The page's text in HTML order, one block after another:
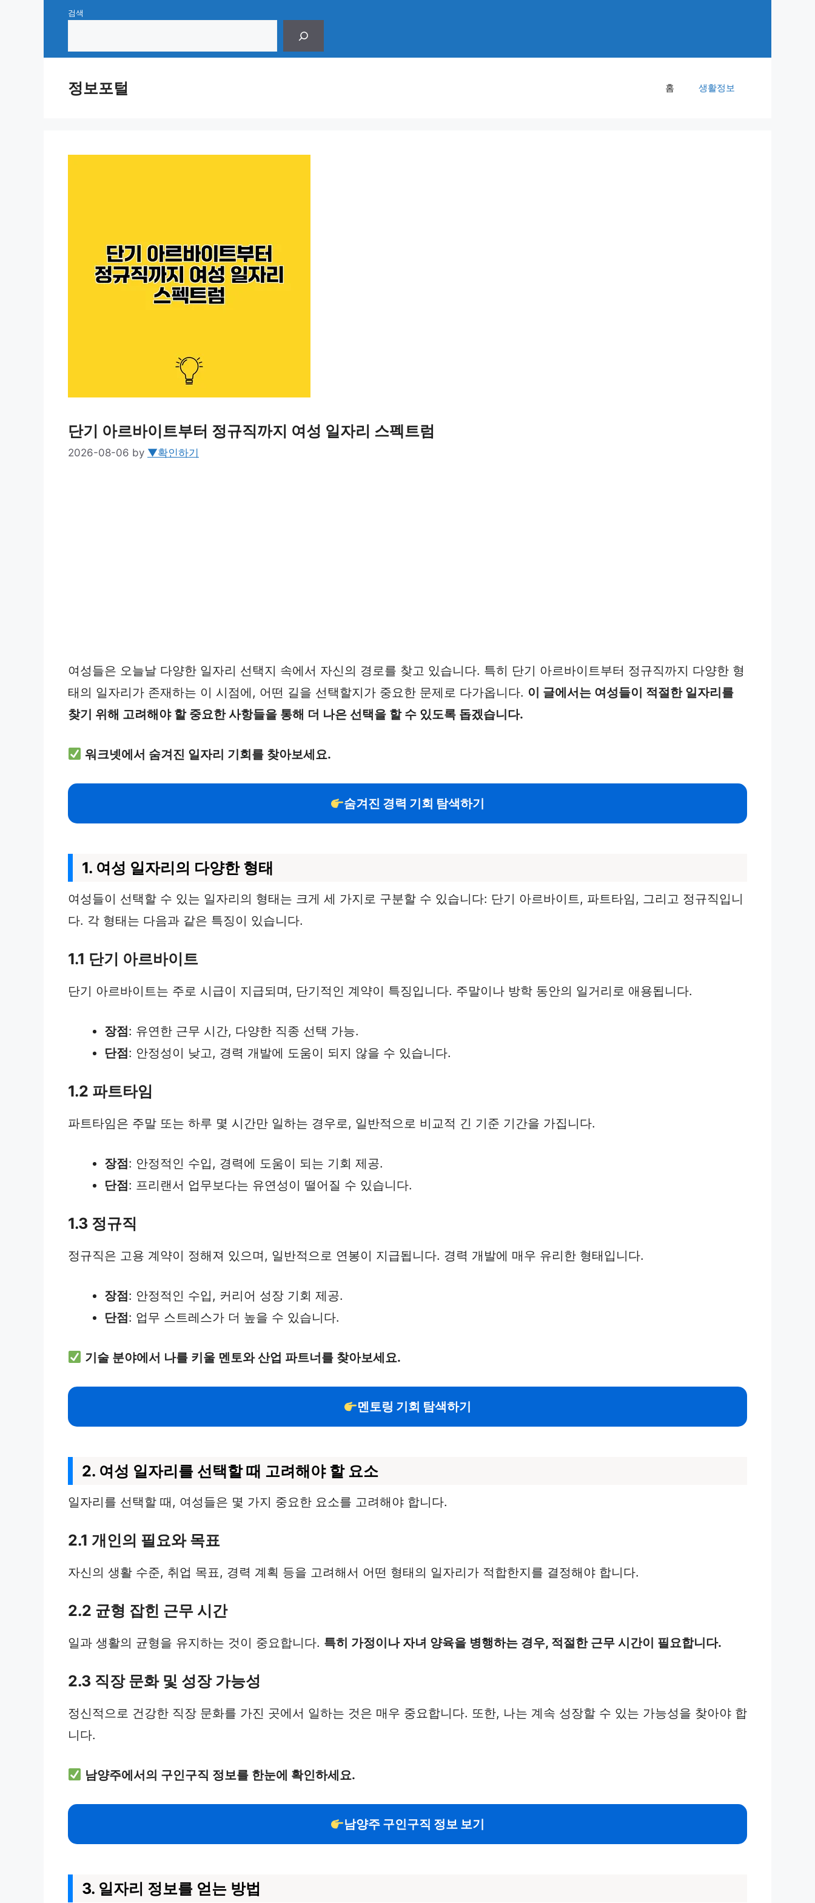
검색
정보포털 홈 생활정보
단기 아르바이트부터 정규직까지 여성 일자리 스펙트럼
2026-08-06 by ▼확인하기
여성들은 오늘날 다양한 일자리 선택지 속에서 자신의 경로를 찾고 있습니다. 특히 단기 아르바이트부터 정규직까지 다양한 형
태의 일자리가 존재하는 이 시점에, 어떤 길을 선택할지가 중요한 문제로 다가옵니다. 이 글에서는 여성들이 적절한 일자리를
찾기 위해 고려해야 할 중요한 사항들을 통해 더 나은 선택을 할 수 있도록 돕겠습니다.
워크넷에서 숨겨진 일자리 기회를 찾아보세요.
숨겨진 경력 기회 탐색하기
1. 여성 일자리의 다양한 형태
여성들이 선택할 수 있는 일자리의 형태는 크게 세 가지로 구분할 수 있습니다: 단기 아르바이트, 파트타임, 그리고 정규직입니
다. 각 형태는 다음과 같은 특징이 있습니다.
1.1 단기 아르바이트
단기 아르바이트는 주로 시급이 지급되며, 단기적인 계약이 특징입니다. 주말이나 방학 동안의 일거리로 애용됩니다.
장점: 유연한 근무 시간, 다양한 직종 선택 가능.
단점: 안정성이 낮고, 경력 개발에 도움이 되지 않을 수 있습니다.
1.2 파트타임
파트타임은 주말 또는 하루 몇 시간만 일하는 경우로, 일반적으로 비교적 긴 기준 기간을 가집니다.
장점: 안정적인 수입, 경력에 도움이 되는 기회 제공.
단점: 프리랜서 업무보다는 유연성이 떨어질 수 있습니다.
1.3 정규직
정규직은 고용 계약이 정해져 있으며, 일반적으로 연봉이 지급됩니다. 경력 개발에 매우 유리한 형태입니다.
장점: 안정적인 수입, 커리어 성장 기회 제공.
단점: 업무 스트레스가 더 높을 수 있습니다.
기술 분야에서 나를 키울 멘토와 산업 파트너를 찾아보세요.
멘토링 기회 탐색하기
2. 여성 일자리를 선택할 때 고려해야 할 요소
일자리를 선택할 때, 여성들은 몇 가지 중요한 요소를 고려해야 합니다.
2.1 개인의 필요와 목표
자신의 생활 수준, 취업 목표, 경력 계획 등을 고려해서 어떤 형태의 일자리가 적합한지를 결정해야 합니다.
2.2 균형 잡힌 근무 시간
일과 생활의 균형을 유지하는 것이 중요합니다. 특히 가정이나 자녀 양육을 병행하는 경우, 적절한 근무 시간이 필요합니다.
2.3 직장 문화 및 성장 가능성
정신적으로 건강한 직장 문화를 가진 곳에서 일하는 것은 매우 중요합니다. 또한, 나는 계속 성장할 수 있는 가능성을 찾아야 합
니다.
남양주에서의 구인구직 정보를 한눈에 확인하세요.
남양주 구인구직 정보 보기
3. 일자리 정보를 얻는 방법